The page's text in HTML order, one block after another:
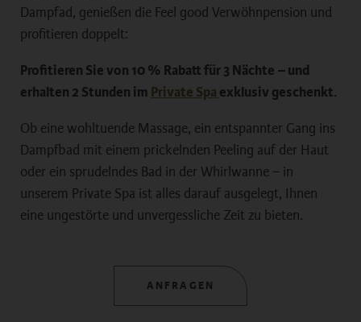
Dampfad, genießen die Feel good Verwöhnpension und
profitieren doppelt:
Profitieren Sie von 10 % Rabatt für 3 Nächte – und
erhalten 2 Stunden im Private Spa exklusiv geschenkt.
Ob eine wohltuende Massage, ein entspannter Gang ins
Dampfbad mit einem prickelnden Peeling auf der Haut
oder ein sprudelndes Bad in der Whirlwanne – in
unserem Private Spa ist alles darauf ausgelegt, Ihnen
eine ungestörte und unvergessliche Zeit zu bieten.
ANFRAGEN